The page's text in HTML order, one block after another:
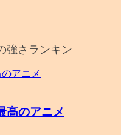
強さランキン
高のアニメ